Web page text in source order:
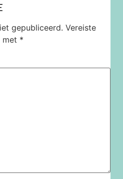
gepubliceerd. Vereiste
met *